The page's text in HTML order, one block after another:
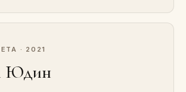
· 2021
Юдин